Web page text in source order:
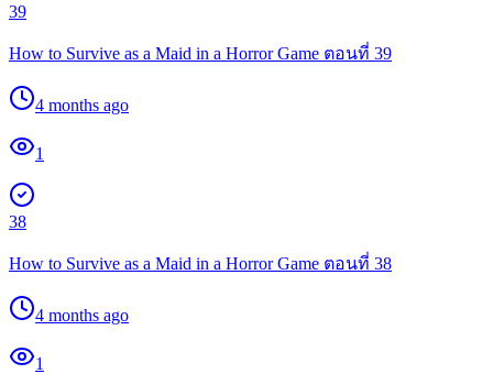
39
How to Survive as a Maid in a Horror Game ตอนที่ 39
4 months ago
1
38
How to Survive as a Maid in a Horror Game ตอนที่ 38
4 months ago
1